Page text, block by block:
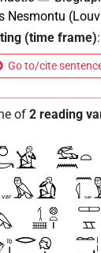
Nesmontu
(time frame)
Go to/cite
of 2 reading